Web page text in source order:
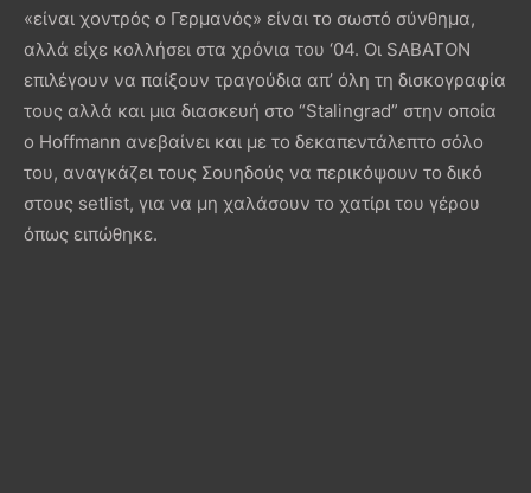
«είναι χοντρός ο Γερμανός» είναι το σωστό σύνθημα,
αλλά είχε κολλήσει στα χρόνια του ‘04. Οι SABATON
επιλέγουν να παίξουν τραγούδια απ’ όλη τη δισκογραφία
τους αλλά και μια διασκευή στο “Stalingrad” στην οποία
ο Hoffmann ανεβαίνει και με το δεκαπεντάλεπτο σόλο
του, αναγκάζει τους Σουηδούς να περικόψουν το δικό
στους setlist, για να μη χαλάσουν το χατίρι του γέρου
όπως ειπώθηκε.